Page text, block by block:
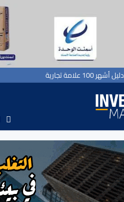
دليل أشهر 100 علامة تجارية